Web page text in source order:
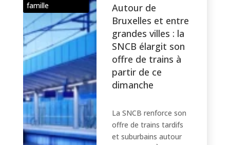
famille
Autour de
Bruxelles et entre
grandes villes : la
SNCB élargit son
offre de trains à
partir de ce
dimanche
La SNCB renforce son
offre de trains tardifs
et suburbains autour